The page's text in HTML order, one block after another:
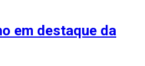
em destaque da